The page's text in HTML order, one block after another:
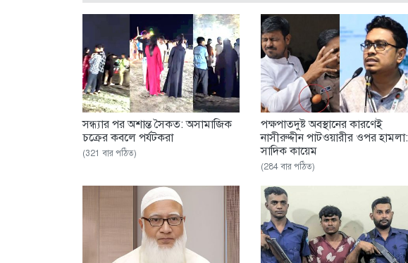
সন্ধ্যার পর অশান্ত সৈকত: অসামাজিক
চক্রের কবলে পর্যটকরা
(321 বার পঠিত)
পক্ষপাতদুষ্ট অবস্থানের কারণেই
নাসীরুদ্দীন পাটওয়ারীর ওপর হামলা:
সাদিক কায়েম
(284 বার পঠিত)